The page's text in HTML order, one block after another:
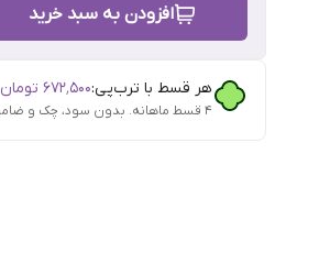
افزودن به سبد خرید
هر قسط با ترب‌پی:۶۷۲٬۵۰۰ تومان
۴ قسط ماهانه. بدون سود، چک و ضامن.